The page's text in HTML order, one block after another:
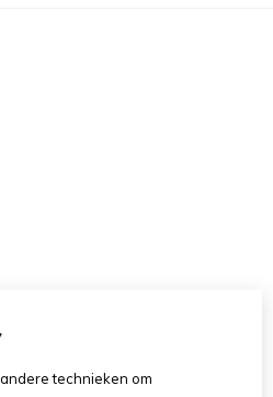
technieken om